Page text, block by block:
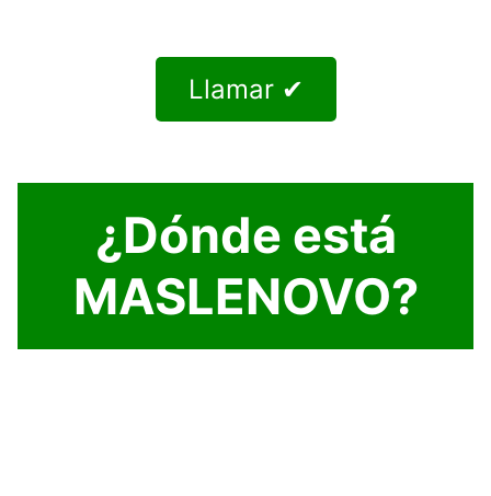
Llamar ✔
¿Dónde está
MASLENOVO?